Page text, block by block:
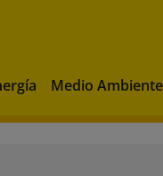
Medio Ambiente